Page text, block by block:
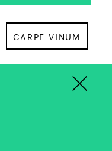
CARPE VINUM
×